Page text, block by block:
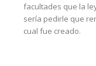
facultades que la
sería pedirle que
cual fue creado.